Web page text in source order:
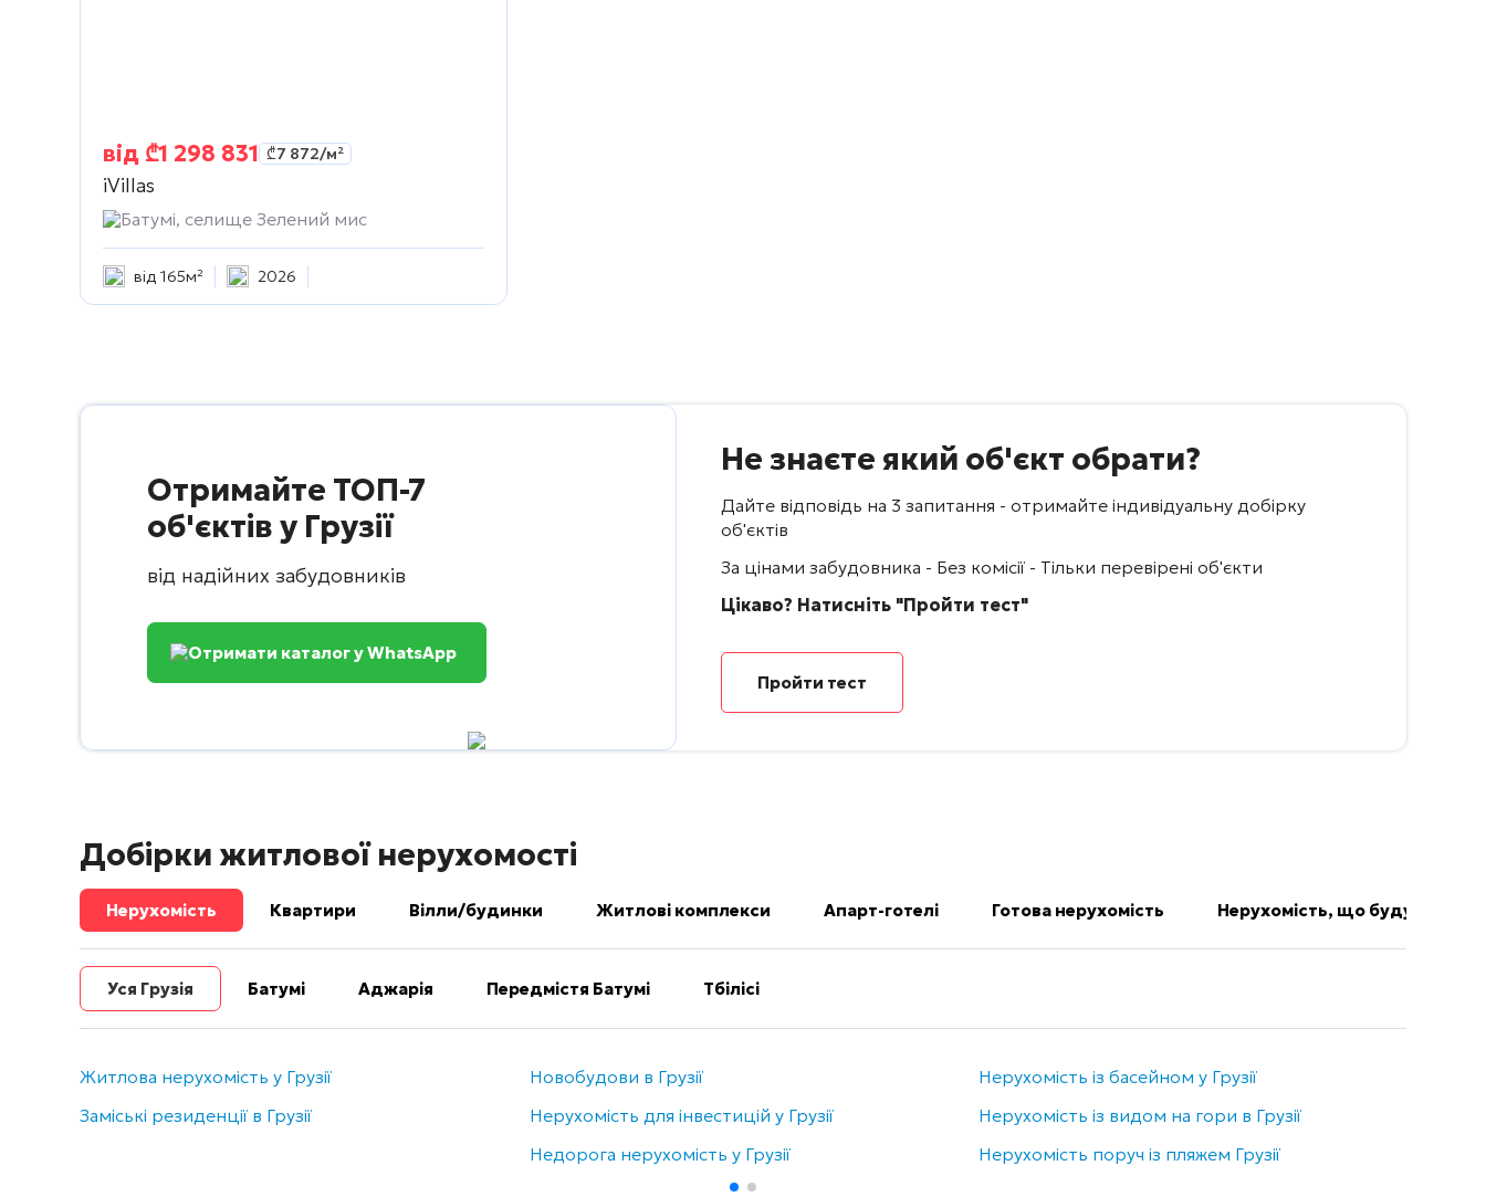
від ₾1 298 831 ₾7 872/м²
iVillas
Батумі, селище Зелений мис
від 165м² 2026
Отримайте ТОП-7
об'єктів у Грузії
від надійних забудовників
Отримати каталог у WhatsApp
Не знаєте який об'єкт обрати?
Дайте відповідь на 3 запитання - отримайте індивідуальну добірку
об'єктів
За цінами забудовника - Без комісії - Тільки перевірені об'єкти
Цікаво? Натисніть "Пройти тест"
Пройти тест
Добірки житлової нерухомості
Нерухомість Квартири Вілли/будинки Житлові комплекси Апарт-готелі Готова нерухомість Нерухомість, що будується
Уся Грузія Батумі Аджарія Передмістя Батумі Тбілісі
Житлова нерухомість у Грузії
Заміські резиденції в Грузії
Новобудови в Грузії
Нерухомість для інвестицій у Грузії
Недорога нерухомість у Грузії
Нерухомість із басейном у Грузії
Нерухомість із видом на гори в Грузії
Нерухомість поруч із пляжем Грузії